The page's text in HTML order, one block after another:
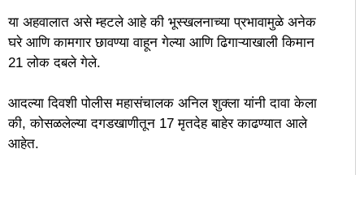
या अहवालात असे म्हटले आहे की भूस्खलनाच्या प्रभावामुळे अनेक
घरे आणि कामगार छावण्या वाहून गेल्या आणि ढिगाऱ्याखाली किमान
21 लोक दबले गेले.
आदल्या दिवशी पोलीस महासंचालक अनिल शुक्ला यांनी दावा केला
की, कोसळलेल्या दगडखाणीतून 17 मृतदेह बाहेर काढण्यात आले
आहेत.